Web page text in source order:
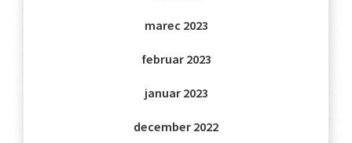
marec 2023
februar 2023
januar 2023
december 2022